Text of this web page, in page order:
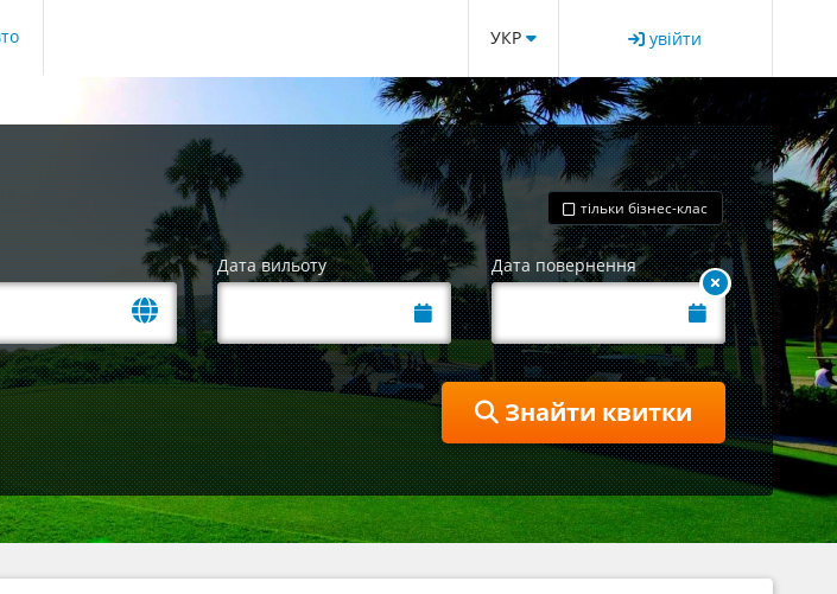
УКР увійти
тільки бізнес-клас
Дата вильоту Дата повернення
Знайти квитки